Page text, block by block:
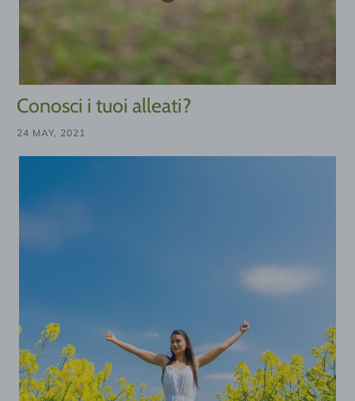
Conosci i tuoi alleati?
24 MAY, 2021